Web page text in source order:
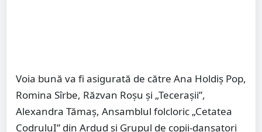
Voia bună va fi asigurată de către Ana Holdiș Pop,
Romina Sîrbe, Răzvan Roșu și „Tecerașii”,
Alexandra Tămaș, Ansamblul folcloric „Cetatea
CodruluI” din Ardud și Grupul de copii-dansatori